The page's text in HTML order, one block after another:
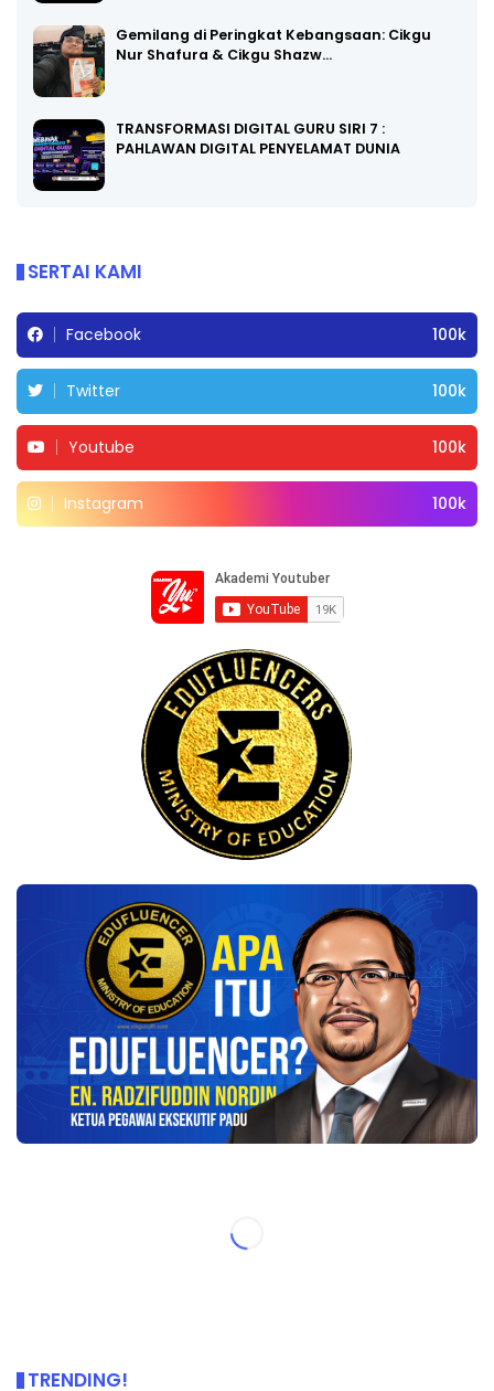
Gemilang di Peringkat Kebangsaan: Cikgu
Nur Shafura & Cikgu Shazw…
TRANSFORMASI DIGITAL GURU SIRI 7 :
PAHLAWAN DIGITAL PENYELAMAT DUNIA
SERTAI KAMI
Facebook 100k
Twitter 100k
Youtube 100k
Instagram 100k
TRENDING!